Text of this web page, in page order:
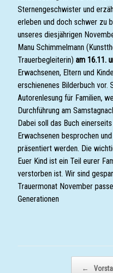
Sternengeschwister und
erleben und doch schwer zu
unseres diesjährigen
Manu Schimmelmann
Trauerbegleiterin) am 16.11.
Erwachsenen, Eltern und
erschienenes Bilderbuch vor.
Autorenlesung für Familien,
Durchführung am
Dabei soll das Buch
Erwachsenen besprochen
präsentiert werden. Die
Euer Kind ist ein Teil eurer
verstorben ist. Wir sind
Trauermonat November
Generationen
←